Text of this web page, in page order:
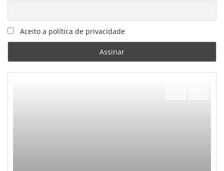
Aceito a política de privacidade